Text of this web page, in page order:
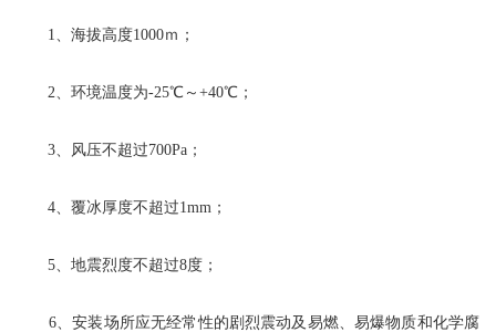
1、海拔高度1000ｍ；
2、环境温度为-25℃～+40℃；
3、风压不超过700Pa；
4、覆冰厚度不超过1mm；
5、地震烈度不超过8度；
6、安装场所应无经常性的剧烈震动及易燃、易爆物质和化学腐